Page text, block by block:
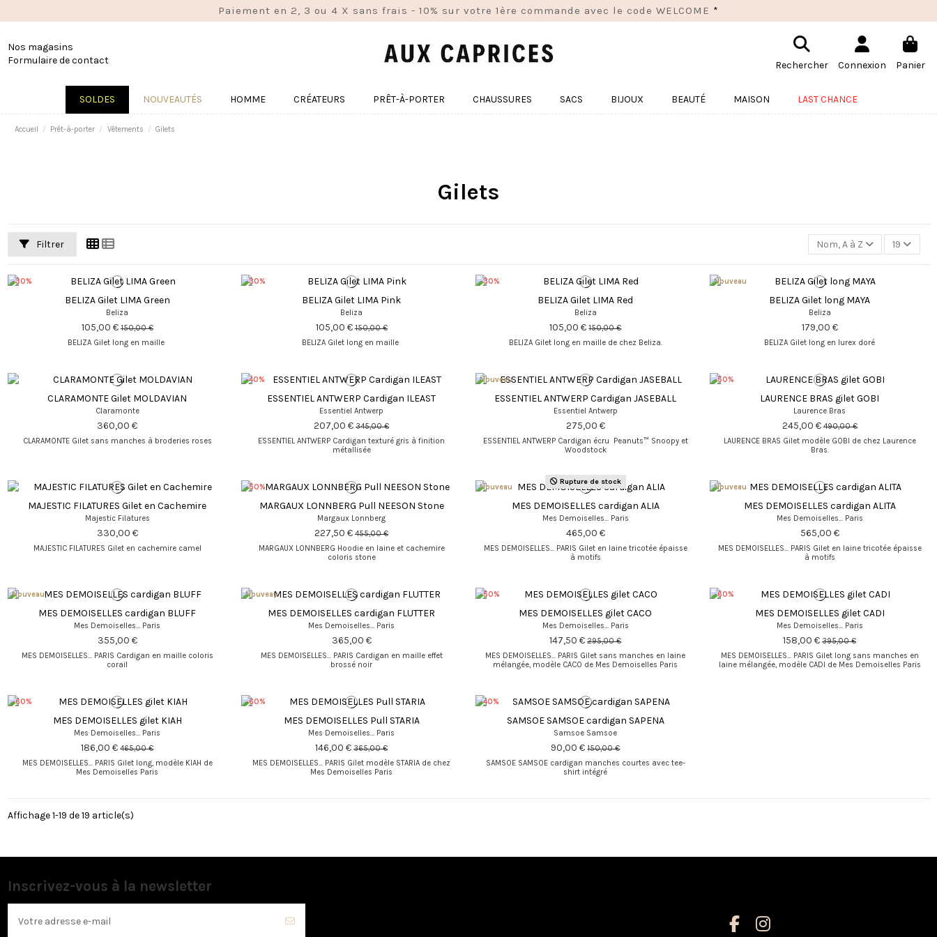
Paiement en 2, 3 ou 4 X sans frais - 10% sur votre 1ère commande avec le code WELCOME *
Nos magasins
Formulaire de contact
Rechercher Connexion Panier
SOLDES NOUVEAUTÉS HOMME CRÉATEURS PRÊT-À-PORTER CHAUSSURES SACS BIJOUX BEAUTÉ MAISON LAST CHANCE
Accueil Prêt-à-porter Vêtements Gilets
Gilets
Filtrer Nom, A à Z 19
-30%
BELIZA Gilet LIMA Green
Beliza
105,00 €150,00 €
BELIZA Gilet long en maille
-30%
BELIZA Gilet LIMA Pink
Beliza
105,00 €150,00 €
BELIZA Gilet long en maille
-30%
BELIZA Gilet LIMA Red
Beliza
105,00 €150,00 €
BELIZA Gilet long en maille de chez Beliza.
Nouveau
BELIZA Gilet long MAYA
Beliza
179,00 €
BELIZA Gilet long en lurex doré
CLARAMONTE Gilet MOLDAVIAN
Claramonte
360,00 €
CLARAMONTE Gilet sans manches à broderies roses
-40%
ESSENTIEL ANTWERP Cardigan ILEAST
Essentiel Antwerp
207,00 €345,00 €
ESSENTIEL ANTWERP Cardigan texturé gris à finition
métallisée
Nouveau
ESSENTIEL ANTWERP Cardigan JASEBALL
Essentiel Antwerp
275,00 €
ESSENTIEL ANTWERP Cardigan écru Peanuts™ Snoopy et
Woodstock
-50%
LAURENCE BRAS gilet GOBI
Laurence Bras
245,00 €490,00 €
LAURENCE BRAS Gilet modèle GOBI de chez Laurence
Bras.
MAJESTIC FILATURES Gilet en Cachemire
Majestic Filatures
330,00 €
MAJESTIC FILATURES Gilet en cachemire camel
-50%
MARGAUX LONNBERG Pull NEESON Stone
Margaux Lonnberg
227,50 €455,00 €
MARGAUX LONNBERG Hoodie en laine et cachemire
coloris stone
Nouveau
Rupture de stock
MES DEMOISELLES cardigan ALIA
Mes Demoiselles... Paris
465,00 €
MES DEMOISELLES... PARIS Gilet en laine tricotée épaisse
à motifs
Nouveau
MES DEMOISELLES cardigan ALITA
Mes Demoiselles... Paris
565,00 €
MES DEMOISELLES... PARIS Gilet en laine tricotée épaisse
à motifs
Nouveau
MES DEMOISELLES cardigan BLUFF
Mes Demoiselles... Paris
355,00 €
MES DEMOISELLES... PARIS Cardigan en maille coloris
corail
Nouveau
MES DEMOISELLES cardigan FLUTTER
Mes Demoiselles... Paris
365,00 €
MES DEMOISELLES... PARIS Cardigan en maille effet
brossé noir
-50%
MES DEMOISELLES gilet CACO
Mes Demoiselles... Paris
147,50 €295,00 €
MES DEMOISELLES... PARIS Gilet sans manches en laine
mélangée, modèle CACO de Mes Demoiselles Paris
-60%
MES DEMOISELLES gilet CADI
Mes Demoiselles... Paris
158,00 €395,00 €
MES DEMOISELLES... PARIS Gilet long sans manches en
laine mélangée, modèle CADI de Mes Demoiselles Paris
-60%
MES DEMOISELLES gilet KIAH
Mes Demoiselles... Paris
186,00 €465,00 €
MES DEMOISELLES... PARIS Gilet long, modèle KIAH de
Mes Demoiselles Paris
-60%
MES DEMOISELLES Pull STARIA
Mes Demoiselles... Paris
146,00 €365,00 €
MES DEMOISELLES... PARIS Gilet modèle STARIA de chez
Mes Demoiselles Paris
-40%
SAMSOE SAMSOE cardigan SAPENA
Samsoe Samsoe
90,00 €150,00 €
SAMSOE SAMSOE cardigan manches courtes avec tee-
shirt intégré
Affichage 1-19 de 19 article(s)
Inscrivez-vous à la newsletter